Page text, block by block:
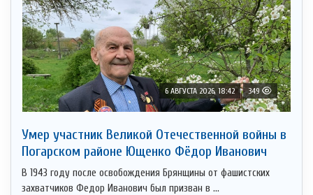
6 АВГУСТА 2026, 18:42 349
Умер участник Великой Отечественной войны в
Погарском районе Ющенко Фёдор Иванович
В 1943 году после освобождения Брянщины от фашистских
захватчиков Федор Иванович был призван в ...